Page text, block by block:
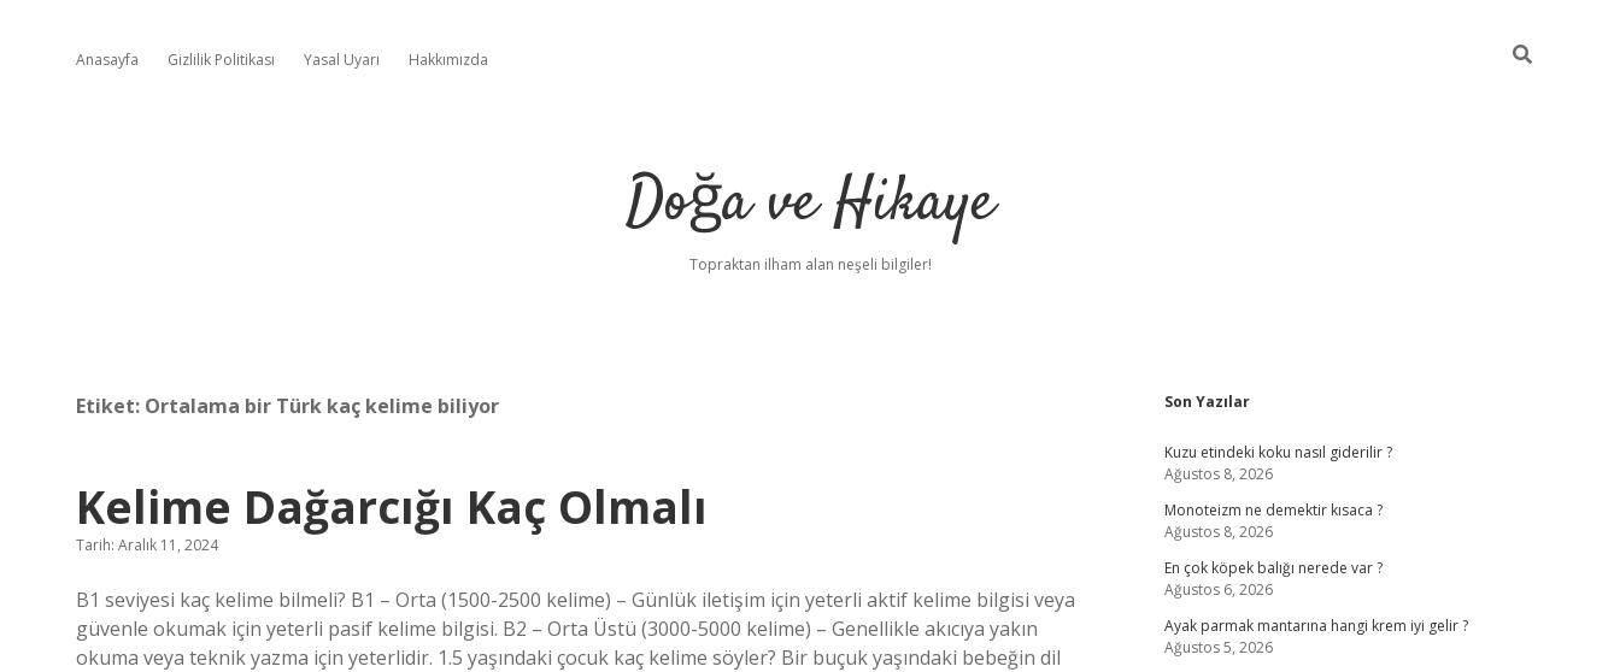
Anasayfa Gizlilik Politikası Yasal Uyarı Hakkımızda
Doğa ve Hikaye
Topraktan ilham alan neşeli bilgiler!
Etiket: Ortalama bir Türk kaç kelime biliyor
Kelime Dağarcığı Kaç Olmalı
Tarih: Aralık 11, 2024
B1 seviyesi kaç kelime bilmeli? B1 – Orta (1500-2500 kelime) – Günlük iletişim için yeterli aktif kelime bilgisi veya
güvenle okumak için yeterli pasif kelime bilgisi. B2 – Orta Üstü (3000-5000 kelime) – Genellikle akıcıya yakın
okuma veya teknik yazma için yeterlidir. 1.5 yaşındaki çocuk kaç kelime söyler? Bir buçuk yaşındaki bebeğin dil
Sidebar
Son Yazılar
Kuzu etindeki koku nasıl giderilir ?
Ağustos 8, 2026
Monoteizm ne demektir kısaca ?
Ağustos 8, 2026
En çok köpek balığı nerede var ?
Ağustos 6, 2026
Ayak parmak mantarına hangi krem iyi gelir ?
Ağustos 5, 2026